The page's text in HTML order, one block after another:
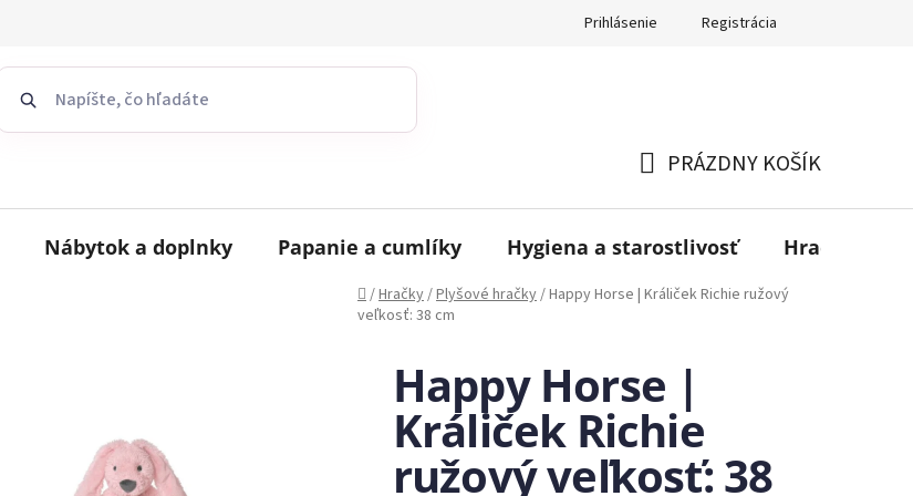
Prihlásenie Registrácia
KOŠÍK
PRÁZDNY KOŠÍK
Nábytok a doplnky Papanie a cumlíky Hygiena a starostlivosť Hračky
Domov
/Hračky/Plyšové hračky/Happy Horse | Králiček Richie ružový
veľkosť: 38 cm
Happy Horse |
Králiček Richie
ružový veľkosť: 38